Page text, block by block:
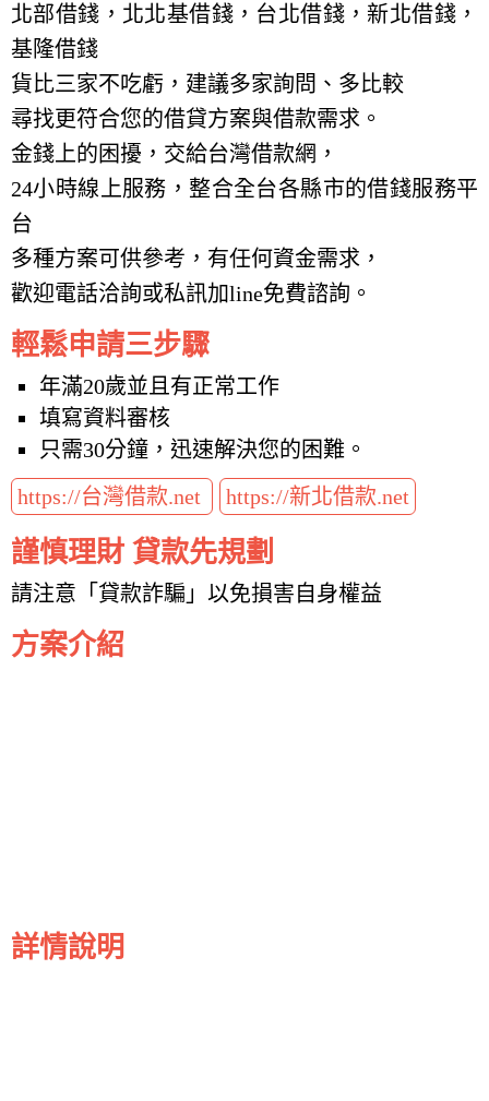
北部借錢，北北基借錢，台北借錢，新北借錢，
基隆借錢
貨比三家不吃虧，建議多家詢問、多比較
尋找更符合您的借貸方案與借款需求。
金錢上的困擾，交給台灣借款網，
24小時線上服務，整合全台各縣市的借錢服務平
台
多種方案可供參考，有任何資金需求，
歡迎電話洽詢或私訊加line免費諮詢。
輕鬆申請三步驟
年滿20歲並且有正常工作
填寫資料審核
只需30分鐘，迅速解決您的困難。
https://台灣借款.net
https://新北借款.net
謹慎理財 貸款先規劃
請注意「貸款詐騙」以免損害自身權益
方案介紹
詳情說明